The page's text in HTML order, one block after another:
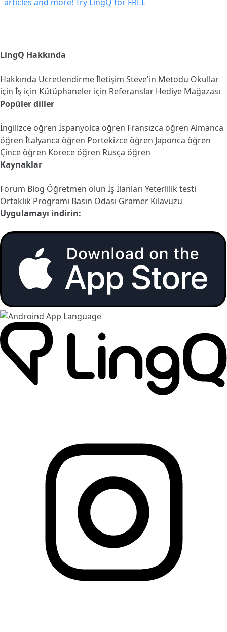
LingQ Hakkında
Hakkında Ücretlendirmeİletişim Steve'in Metodu Okullar
için İş için Kütüphaneler için Referanslar Hediye Mağazası
Popüler diller
İngilizce öğren İspanyolca öğren Fransızca öğren Almanca
öğren İtalyanca öğren Portekizce öğren Japonca öğren
Çince öğren Korece öğren Rusça öğren
Kaynaklar
Forum Blog Öğretmen olun İş İlanları Yeterlilik testi
Ortaklık Programı Basın Odası Gramer Kılavuzu
Uygulamayı indirin: